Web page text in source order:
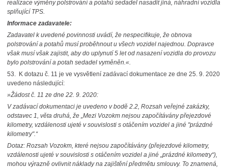
realizace výměny polstrování a potahů sedadel nasadit jiná, náhradní vozidla
splňující TPS.
Informace zadavatele:
Zadavatel k uvedené povinnosti uvádí, že nespecifikuje, že obnova
polstrování a potahů musí proběhnout u všech vozidel najednou. Dopravce
však musí však zajistit, aby do uplynutí 5 let od nasazení vozidla do provozu
bylo polstrování a potah sedadel vyměněn.«.
53. K dotazu č. 11 je ve vysvětlení zadávací dokumentace ze dne 25. 9. 2020
uvedeno následující:
»Žádost č. 11 ze dne 22. 9. 2020:
V zadávací dokumentaci je uvedeno v bodě 2.2, Rozsah veřejné zakázky,
odstavec 1, věta druhá, že „Mezi Vozokm nejsou započítávány přejezdové
kilometry, vzdálenosti ujeté v souvislosti s otáčením vozidel a jiné "prázdné
kilometry".“
Dotaz: Rozsah Vozokm, které nejsou započítávány (přejezdové kilometry,
vzdálenosti ujeté v souvislosti s otáčením vozidel a jiné „prázdné kilometry“),
mohou výrazně ovlivnit náklady na zajištění předmětu smlouvy. To znamená,